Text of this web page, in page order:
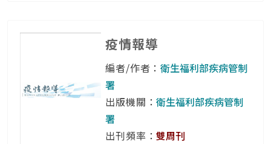
疫情報導
編者/作者：衛生福利部疾病管制
署
出版機關：衛生福利部疾病管制
署
出刊頻率：雙周刊